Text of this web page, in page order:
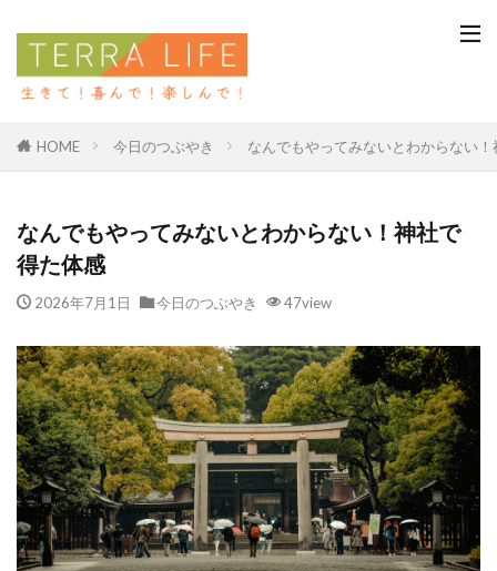
HOME 今日のつぶやき なんでもやってみないとわからない
なんでもやってみないとわからない！神社で
得た体感
2026年7月1日 今日のつぶやき 47view